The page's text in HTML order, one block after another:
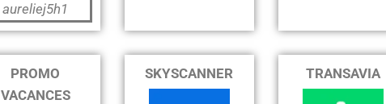
aureliej5h1
PROMO
VACANCES
SKYSCANNER TRANSAVIA